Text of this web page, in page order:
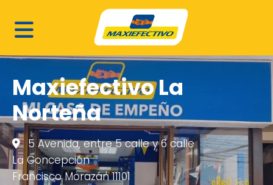
Maxiefectivo La
Norteña
5 Avenida, entre 5 calle y 6 calle
La Concepción
Francisco Morazán 11101